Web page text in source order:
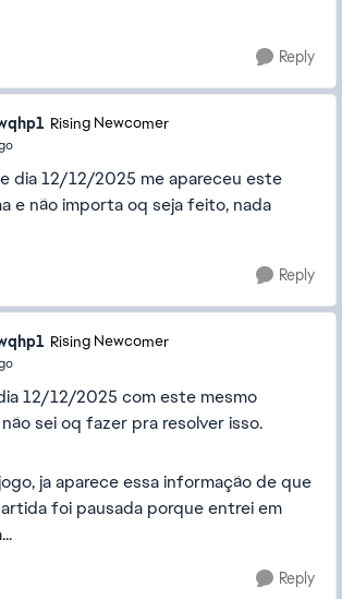
Reply
Rising Newcomer
dia 12/12/2025 me apareceu este
e não importa oq seja feito, nada
Reply
Rising Newcomer
12/12/2025 com este mesmo
sei oq fazer pra resolver isso.
ja aparece essa informação de que
foi pausada porque entrei em
Reply